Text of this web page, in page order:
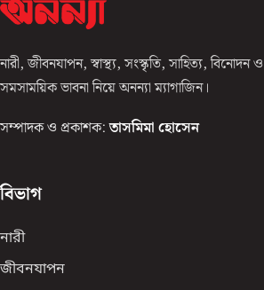
নারী, জীবনযাপন, স্বাস্থ্য, সংস্কৃতি, সাহিত্য, বিনোদন ও
সমসাময়িক ভাবনা নিয়ে অনন্যা ম্যাগাজিন।
সম্পাদক ও প্রকাশক: তাসমিমা হোসেন
বিভাগ
নারী
জীবনযাপন